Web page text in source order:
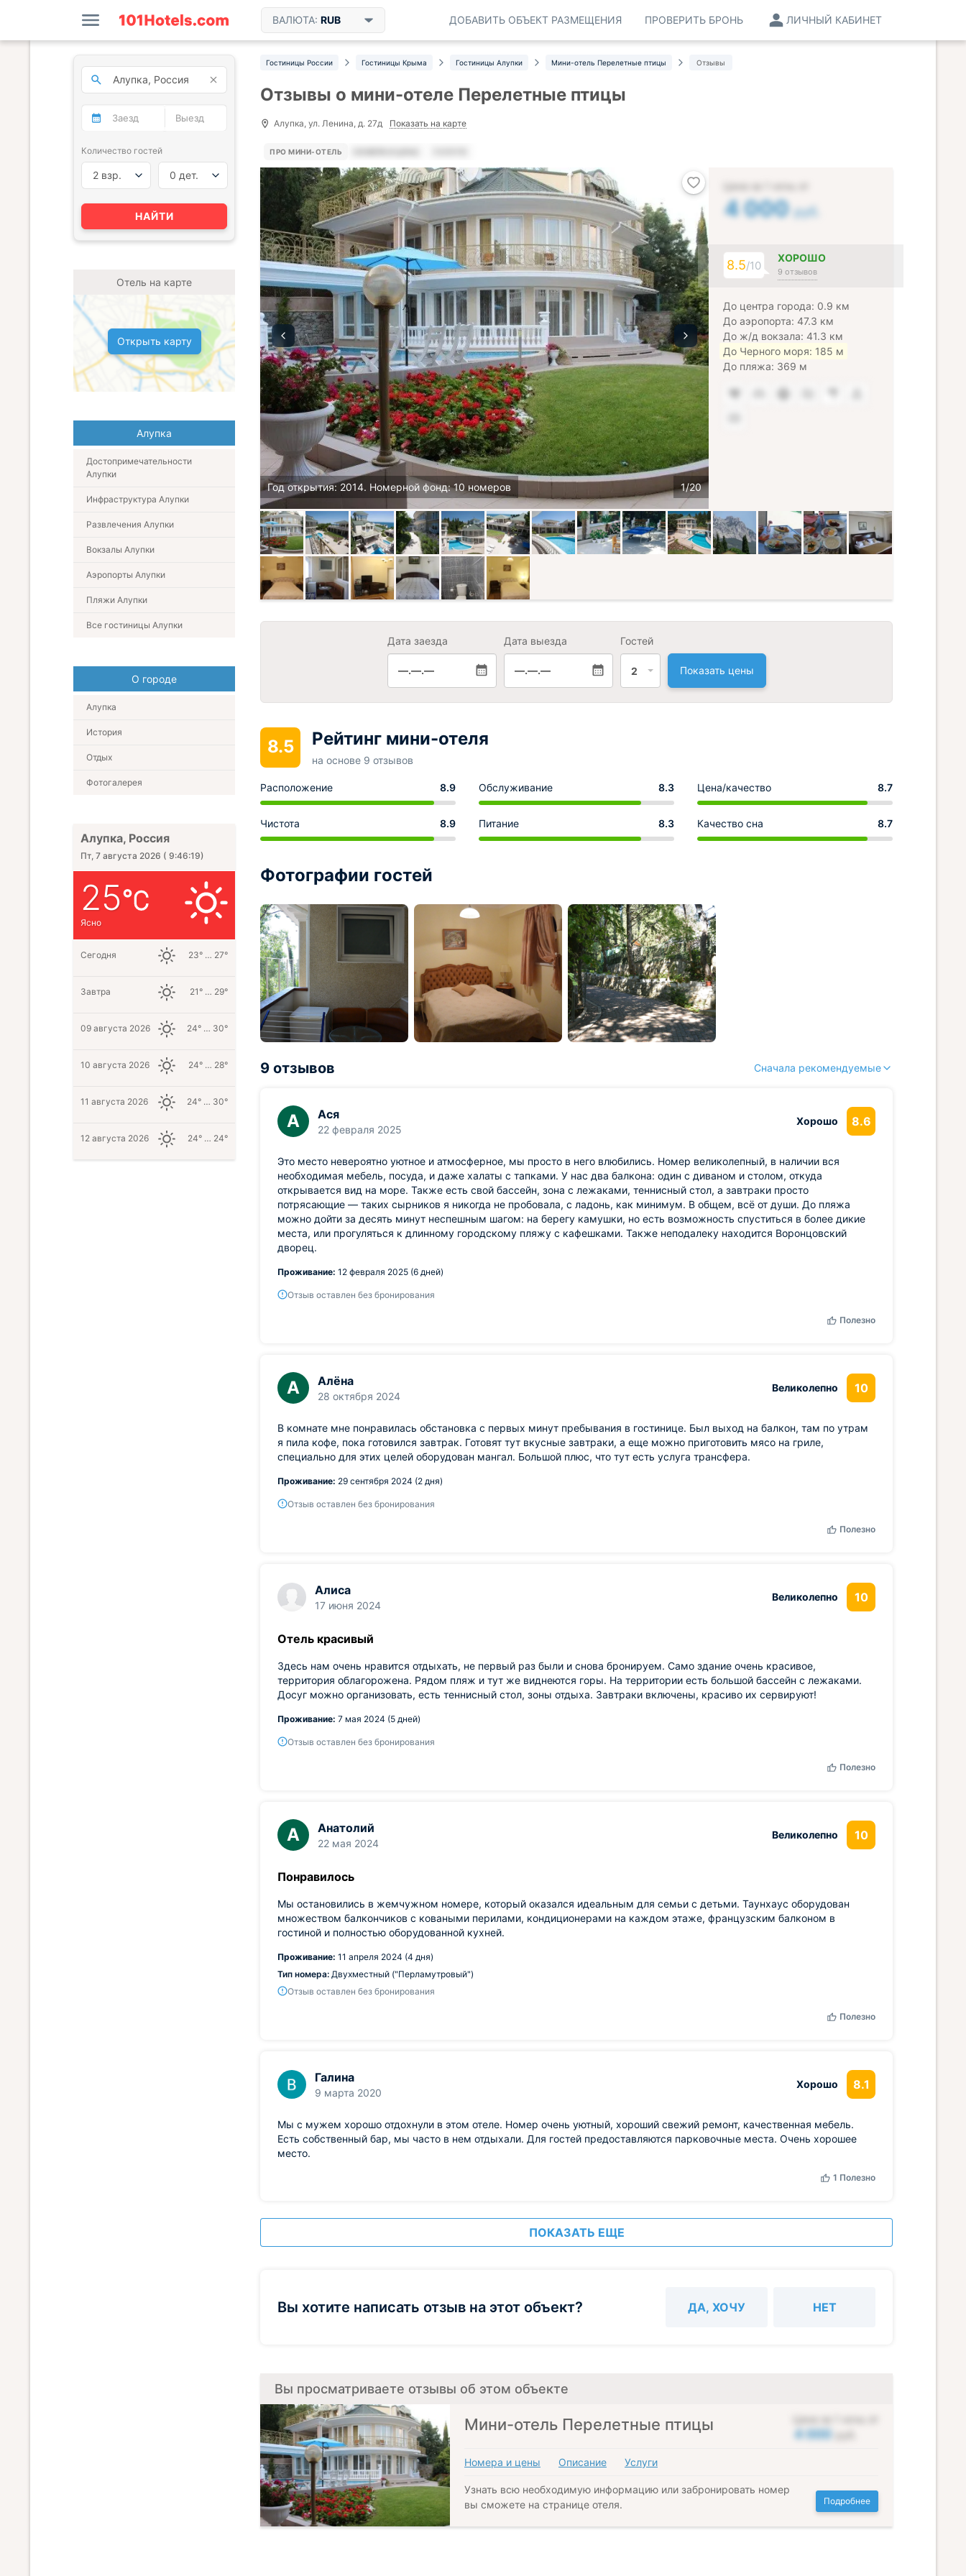
ВАЛЮТА: RUB ЛИЧНЫЙ КАБИНЕТ
ПРОВЕРИТЬ БРОНЬ
ДОБАВИТЬ ОБЪЕКТ РАЗМЕЩЕНИЯ
Гостиницы России Гостиницы Крыма Гостиницы Алупки Мини-отель Перелетные птицы Отзывы
Отзывы о мини-отеле Перелетные птицы
Алупка, ул. Ленина, д. 27д Показать на карте
ПРО МИНИ-ОТЕЛЬ
Год открытия: 2014. Номерной фонд: 10 номеров
4 000 руб.
8.5/10
ХОРОШО
9 отзывов
До центра города: 0.9 км
До аэропорта: 47.3 км
До ж/д вокзала: 41.3 км
До Черного моря: 185 м
До пляжа: 369 м
Дата заезда
—.—.—
Дата выезда
—.—.—
Гостей
2 Показать цены
8.5 Рейтинг мини-отеля
на основе 9 отзывов
Расположение 8.9 Обслуживание 8.3 Цена/качество 8.7
Чистота 8.9 Питание 8.3 Качество сна 8.7
Фотографии гостей
9 отзывов Сначала рекомендуемые
А Ася
22 февраля 2025
Хорошо 8.6
Это место невероятно уютное и атмосферное, мы просто в него влюбились. Номер великолепный, в наличии вся
необходимая мебель, посуда, и даже халаты с тапками. У нас два балкона: один с диваном и столом, откуда
открывается вид на море. Также есть свой бассейн, зона с лежаками, теннисный стол, а завтраки просто
потрясающие — таких сырников я никогда не пробовала, с ладонь, как минимум. В общем, всё от души. До пляжа
можно дойти за десять минут неспешным шагом: на берегу камушки, но есть возможность спуститься в более дикие
места, или прогуляться к длинному городскому пляжу с кафешками. Также неподалеку находится Воронцовский
дворец.
Проживание: 12 февраля 2025 (6 дней)
Отзыв оставлен без бронирования
Полезно
А Алёна
28 октября 2024
Великолепно 10
В комнате мне понравилась обстановка с первых минут пребывания в гостинице. Был выход на балкон, там по утрам
я пила кофе, пока готовился завтрак. Готовят тут вкусные завтраки, а еще можно приготовить мясо на гриле,
специально для этих целей оборудован мангал. Большой плюс, что тут есть услуга трансфера.
Проживание: 29 сентября 2024 (2 дня)
Отзыв оставлен без бронирования
Полезно
Алиса
17 июня 2024
Великолепно 10
Отель красивый
Здесь нам очень нравится отдыхать, не первый раз были и снова бронируем. Само здание очень красивое,
территория облагорожена. Рядом пляж и тут же виднеются горы. На территории есть большой бассейн с лежаками.
Досуг можно организовать, есть теннисный стол, зоны отдыха. Завтраки включены, красиво их сервируют!
Проживание: 7 мая 2024 (5 дней)
Отзыв оставлен без бронирования
Полезно
А Анатолий
22 мая 2024
Великолепно 10
Понравилось
Мы остановились в жемчужном номере, который оказался идеальным для семьи с детьми. Таунхаус оборудован
множеством балкончиков с коваными перилами, кондиционерами на каждом этаже, французским балконом в
гостиной и полностью оборудованной кухней.
Проживание: 11 апреля 2024 (4 дня)
Тип номера: Двухместный ("Перламутровый")
Отзыв оставлен без бронирования
Полезно
Галина
9 марта 2020
Хорошо 8.1
Мы с мужем хорошо отдохнули в этом отеле. Номер очень уютный, хороший свежий ремонт, качественная мебель.
Есть собственный бар, мы часто в нем отдыхали. Для гостей предоставляются парковочные места. Очень хорошее
место.
1 Полезно
ПОКАЗАТЬ ЕЩЕ
Вы хотите написать отзыв на этот объект? ДА, ХОЧУ НЕТ
Вы просматриваете отзывы об этом объекте
4 000
Мини-отель Перелетные птицы
Номера и цены Описание Услуги
Узнать всю необходимую информацию или забронировать номер
вы сможете на странице отеля.
Подробнее
Количество гостей
2 взр. 0 дет.
НАЙТИ
Отель на карте
Открыть карту
Алупка
Достопримечательности
Алупки
Инфраструктура Алупки
Развлечения Алупки
Вокзалы Алупки
Аэропорты Алупки
Пляжи Алупки
Все гостиницы Алупки
О городе
Алупка
История
Отдых
Фотогалерея
Алупка, Россия
Пт, 7 августа 2026 ( 9:46:20)
25
Ясно
Сегодня 23° … 27°
Завтра 21° … 29°
09 августа 2026 24° … 30°
10 августа 2026 24° … 28°
11 августа 2026 24° … 30°
12 августа 2026 24° … 24°